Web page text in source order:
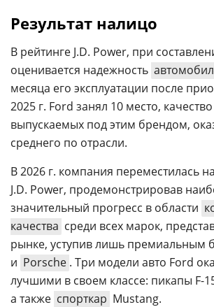
Результат налицо
В рейтинге J.D. Power, при
оценивается надежность
месяца его эксплуатации после
2025 г. Ford занял 10 место,
выпускаемых под этим брендом,
среднего по отрасли.
В 2026 г. компания переместилась
J.D. Power, продемонстрировав
значительный прогресс в области
качества среди всех марок,
рынке, уступив лишь премиальным
и Porsche . Три модели авто Ford
лучшими в своем классе: пикапы F-
а также спорткар Mustang.